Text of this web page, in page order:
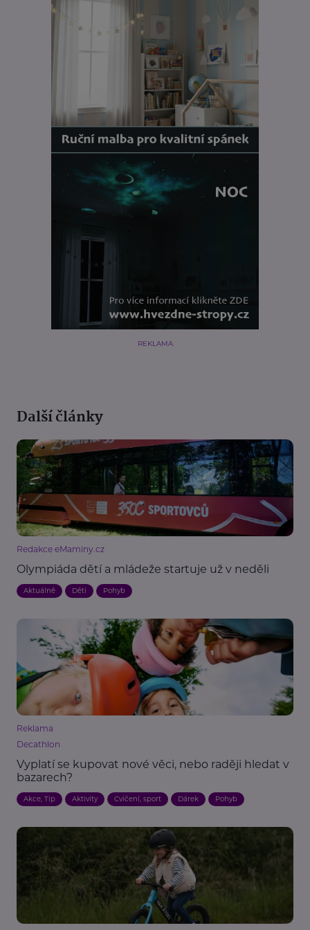
REKLAMA
Další články
Redakce eMaminy.cz
Olympiáda dětí a mládeže startuje už v neděli
Aktuálně Děti Pohyb
Reklama
Decathlon
Vyplatí se kupovat nové věci, nebo raději hledat v
bazarech?
Akce, Tip Aktivity Cvičení, sport Dárek Pohyb